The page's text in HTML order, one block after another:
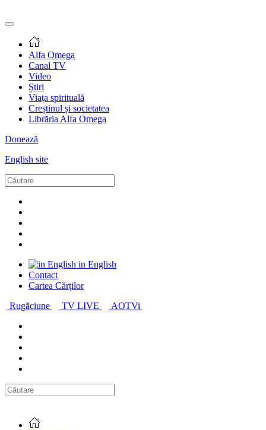
Alfa Omega
Canal TV
Video
Știri
Viața spirituală
Creștinul și societatea
Librăria Alfa Omega
Donează
English site
in English
Contact
Cartea Cărților
Rugăciune
TV LIVE AOTVi